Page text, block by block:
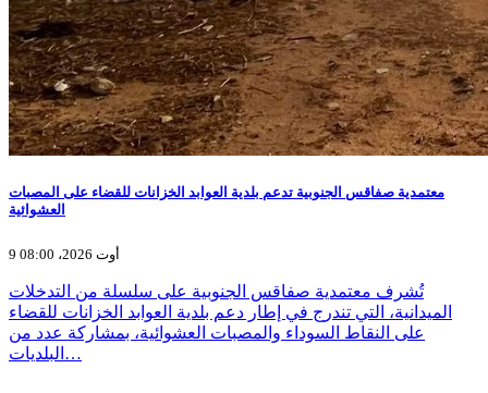
معتمدية صفاقس الجنوبية تدعم بلدية العوابد الخزانات للقضاء على المصبات
العشوائية
9 أوت 2026، 08:00
تُشرف معتمدية صفاقس الجنوبية على سلسلة من التدخلات
الميدانية، التي تندرج في إطار دعم بلدية العوابد الخزانات للقضاء
على النقاط السوداء والمصبات العشوائية، بمشاركة عدد من
البلديات…